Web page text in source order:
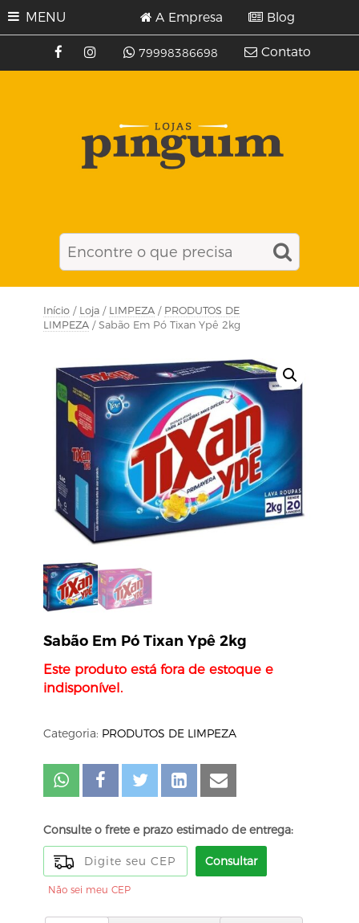
MENU
79998386698
A Empresa Blog
Contato
Início / Loja / LIMPEZA / PRODUTOS DE
LIMPEZA / Sabão Em Pó Tixan Ypê 2kg
Sabão Em Pó Tixan Ypê 2kg
Este produto está fora de estoque e
indisponível.
Categoria: PRODUTOS DE LIMPEZA
Consulte o frete e prazo estimado de entrega:
Consultar
Não sei meu CEP